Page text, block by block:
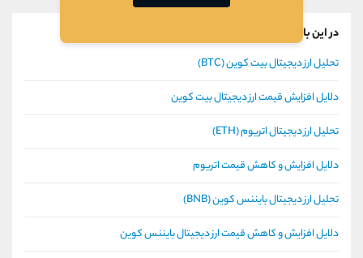
در این باره بیشتر بخوانید
تحلیل ارز دیجیتال بیت کوین (BTC)
دلایل افزایش قیمت ارز دیجیتال بیت کوین
تحلیل ارز دیجیتال اتریوم (ETH)
دلایل افزایش و کاهش قیمت اتریوم
تحلیل ارز دیجیتال بایننس کوین (BNB)
دلایل افزایش و کاهش قیمت ارز دیجیتال بایننس کوین